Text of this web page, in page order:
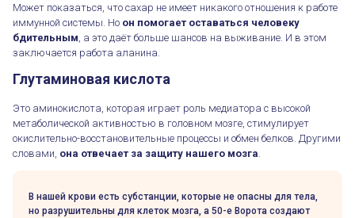
Может показаться, что сахар не имеет никакого отношения к работе
иммунной системы. Но он помогает оставаться человеку
бдительным , а это даёт больше шансов на выживание. И в этом
заключается работа аланина.
Глутаминовая кислота
Это аминокислота, которая играет роль медиатора с высокой
метаболической активностью в головном мозге, стимулирует
окислительно-восстановительные процессы и обмен белков. Другими
словами, она отвечает за защиту нашего мозга
В нашей крови есть субстанции, которые не опасны для тела,
но разрушительны для клеток мозга, а 50-е Ворота создают